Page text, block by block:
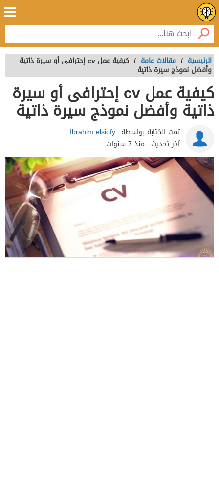
الرئيسية / مقالات عامة / كيفية عمل cv إحترافى أو سيرة ذاتية
وأفضل نموذج سيرة ذاتية
كيفية عمل cv إحترافى أو سيرة
ذاتية وأفضل نموذج سيرة ذاتية
تمت الكتابة بواسطة: Ibrahim elsiofy
آخر تحديث : منذ 7 سنوات